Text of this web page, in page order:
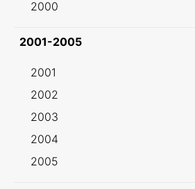
2000
2001-2005
2001
2002
2003
2004
2005